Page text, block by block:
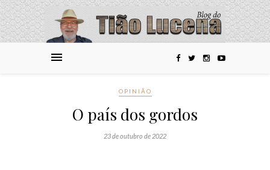
OPINIÃO
O país dos gordos
23 de outubro de 2022